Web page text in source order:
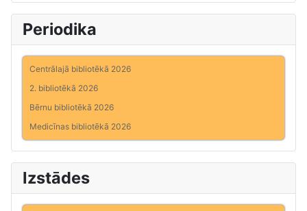
Periodika
Centrālajā bibliotēkā 2026
2. bibliotēkā 2026
Bērnu bibliotēkā 2026
Medicīnas bibliotēkā 2026
Izstādes